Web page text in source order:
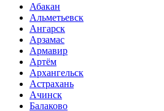
Абакан
Альметьевск
Ангарск
Арзамас
Армавир
Артём
Архангельск
Астрахань
Ачинск
Балаково